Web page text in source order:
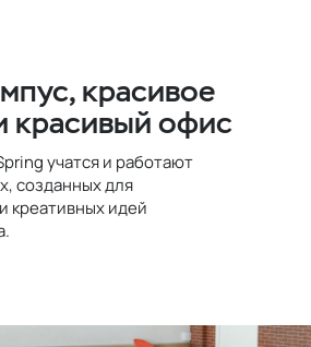
красивое
красивый офис
учатся и работают
созданных для
креативных идей